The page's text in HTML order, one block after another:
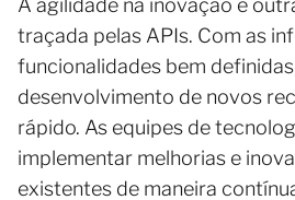
A agilidade na inovação é
traçada pelas APIs. Com as
funcionalidades bem
desenvolvimento de novos
rápido. As equipes de
implementar melhorias e
existentes de maneira